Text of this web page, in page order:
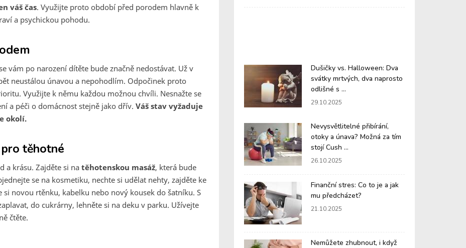
váš čas. Využijte proto období před porodem hlavně k
a psychickou pohodu.
vám po narození dítěte bude značně nedostávat. Už v
neustálou únavou a nepohodlím. Odpočinek proto
Využijte k němu každou možnou chvíli. Nesnažte se
a péči o domácnost stejně jako dřív. Váš stav vyžaduje
okolí.
těhotné
a krásu. Zajděte si na těhotenskou masáž, která bude
se na kosmetiku, nechte si udělat nehty, zajděte ke
novou rtěnku, kabelku nebo nový kousek do šatníku. S
do cukrárny, lehněte si na deku v parku. Užívejte
čtěte.
Dušičky vs. Halloween: Dva
svátky mrtvých, dva naprosto
odlišné s ...
29.10.2025
Nevysvětlitelné přibírání,
otoky a únava? Možná za tím
stojí Cush ...
26.10.2025
Finanční stres: Co to je a jak
mu předcházet?
21.10.2025
Nemůžete zhubnout, i když